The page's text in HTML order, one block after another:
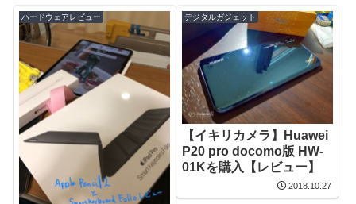
ハードウェアレビュー デジタルガジェット
【イキリカメラ】Huawei
P20 pro docomo版 HW-
01Kを購入【レビュー】
2018.10.27